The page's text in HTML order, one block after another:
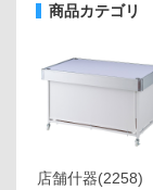
商品カテゴリ
店舗什器(2258)